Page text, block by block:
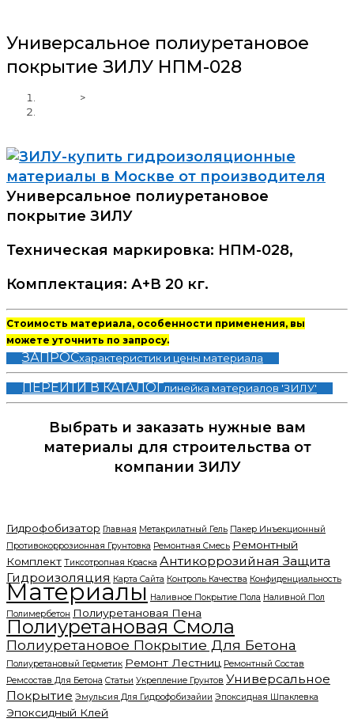
Универсальное полиуретановое
покрытие ЗИЛУ НПМ-028
>
Универсальное полиуретановое
покрытие ЗИЛУ
Техническая маркировка: НПМ-028,
Комплектация: А+В 20 кг.
Стоимость материала, особенности применения, вы
можете уточнить по запросу.
ЗАПРОСхарактеристик и цены материала
ПЕРЕЙТИ В КАТАЛОГлинейка материалов 'ЗИЛУ'
Выбрать и заказать нужные вам
материалы для строительства от
компании ЗИЛУ
Гидрофобизатор Главная Метакрилатный Гель Пакер Инъекционный
Противокоррозионная Грунтовка Ремонтная Смесь Ремонтный
Комплект Тиксотропная Краска Антикоррозийная Защита
Гидроизоляция Карта Сайта Контроль Качества Конфиденциальность
Материалы Наливное Покрытие Пола Наливной Пол
Полимербетон Полиуретановая Пена
Полиуретановая Смола
Полиуретановое Покрытие Для Бетона
Полиуретановый Герметик Ремонт Лестниц Ремонтный Состав
Ремсостав Для Бетона Статьи Укрепление Грунтов Универсальное
Покрытие Эмульсия Для Гидрофобизайии Эпоксидная Шпаклевка
Эпоксидный Клей